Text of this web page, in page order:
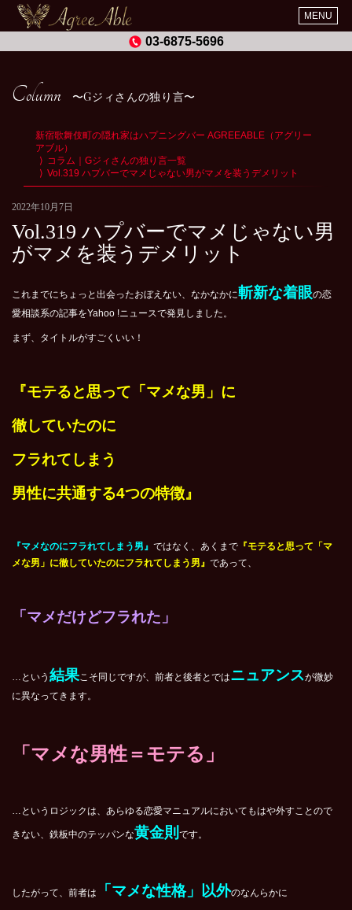
MENU
03-6875-5696
Column Gジィさんの独り言
新宿歌舞伎町の隠れ家はハプニングバー AGREEABLE（アグリー
アブル）
コラム｜Gジィさんの独り言一覧
Vol.319 ハプバーでマメじゃない男がマメを装うデメリット
2022年10月7日
Vol.319 ハプバーでマメじゃない男
がマメを装うデメリット
これまでにちょっと出会ったおぼえない、なかなかに斬新な着眼の恋
愛相談系の記事をYahoo !ニュースで発見しました。
まず、タイトルがすごくいい！
『モテると思って「マメな男」に
徹していたのに
フラれてしまう
男性に共通する4つの特徴』
『マメなのにフラれてしまう男』 ではなく、あくまで 『モテると思って「マ
メな男」に徹していたのにフラれてしまう男』 であって、
「マメだけどフラれた」
…という 結果こそ同じですが、前者と後者とではニュアンスが微妙
に異なってきます。
「マメな男性＝モテる」
…というロジックは、あらゆる恋愛マニュアルにおいてもはや外すことので
きない、鉄板中のテッパンな黄金則 です。
したがって、前者は 「マメな性格」以外のなんらかに